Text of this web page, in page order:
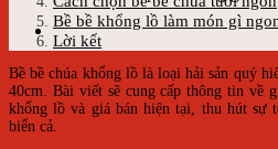
Bề bề khổng lồ làm món gì
Lời kết
Bề bề chúa khổng lồ là loại hải sản quý
40cm. Bài viết sẽ cung cấp thông tin về
khổng lồ và giá bán hiện tại, thu hút sự
biển cả.